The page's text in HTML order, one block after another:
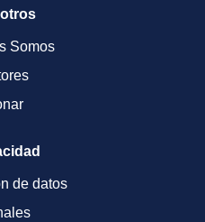
Somos
de datos